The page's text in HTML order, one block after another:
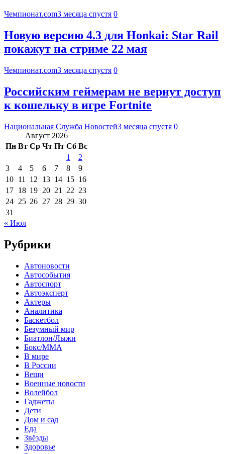
Чемпионат.com3 месяца спустя 0
Новую версию 4.3 для Honkai: Star Rail
покажут на стриме 22 мая
Чемпионат.com3 месяца спустя 0
Российским геймерам не вернут доступ
к кошельку в игре Fortnite
Национальная Служба Новостей3 месяца спустя 0
Август 2026
Пн Вт Ср Чт Пт Сб Вс
1
2
3
4 5 6 7 8
9
10 11 12 13 14 15 16
17 18 19 20 21 22 23
24 25 26 27 28 29 30
31
« Июл
Рубрики
Автоновости
Автособытия
Автоспорт
Автоэксперт
Актеры
Аналитика
Баскетбол
Безумный мир
Биатлон/Лыжи
Бокс/MMA
В мире
В России
Вещи
Военные новости
Волейбол
Гаджеты
Дети
Дом и сад
Еда
Звёзды
Здоровье